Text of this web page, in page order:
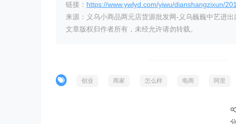
链接： https://www.ywlyd.com/yiwu/dianshangzixun/
来源：义乌小商品两元店货源批发网-义乌巍巍中艺进出
文章版权归作者所有，未经允许请勿转载。
创业 商家 怎么样 电商 阿里